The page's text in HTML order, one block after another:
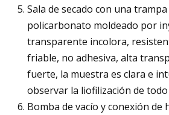
Sala de secado con una
policarbonato moldeado por
transparente incolora,
friable, no adhesiva, alta
fuerte, la muestra es clara e
observar la liofilización de
Bomba de vacío y conexión de